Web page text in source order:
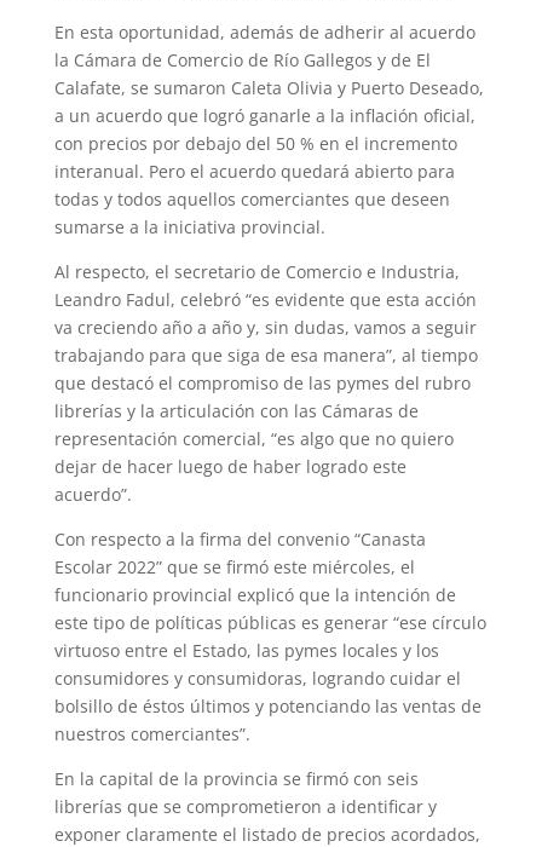
En esta oportunidad, además de adherir al acuerdo
la Cámara de Comercio de Río Gallegos y de El
Calafate, se sumaron Caleta Olivia y Puerto Deseado,
a un acuerdo que logró ganarle a la inflación oficial,
con precios por debajo del 50 % en el incremento
interanual. Pero el acuerdo quedará abierto para
todas y todos aquellos comerciantes que deseen
sumarse a la iniciativa provincial.
Al respecto, el secretario de Comercio e Industria,
Leandro Fadul, celebró “es evidente que esta acción
va creciendo año a año y, sin dudas, vamos a seguir
trabajando para que siga de esa manera”, al tiempo
que destacó el compromiso de las pymes del rubro
librerías y la articulación con las Cámaras de
representación comercial, “es algo que no quiero
dejar de hacer luego de haber logrado este
acuerdo”.
Con respecto a la firma del convenio “Canasta
Escolar 2022” que se firmó este miércoles, el
funcionario provincial explicó que la intención de
este tipo de políticas públicas es generar “ese círculo
virtuoso entre el Estado, las pymes locales y los
consumidores y consumidoras, logrando cuidar el
bolsillo de éstos últimos y potenciando las ventas de
nuestros comerciantes”.
En la capital de la provincia se firmó con seis
librerías que se comprometieron a identificar y
exponer claramente el listado de precios acordados,